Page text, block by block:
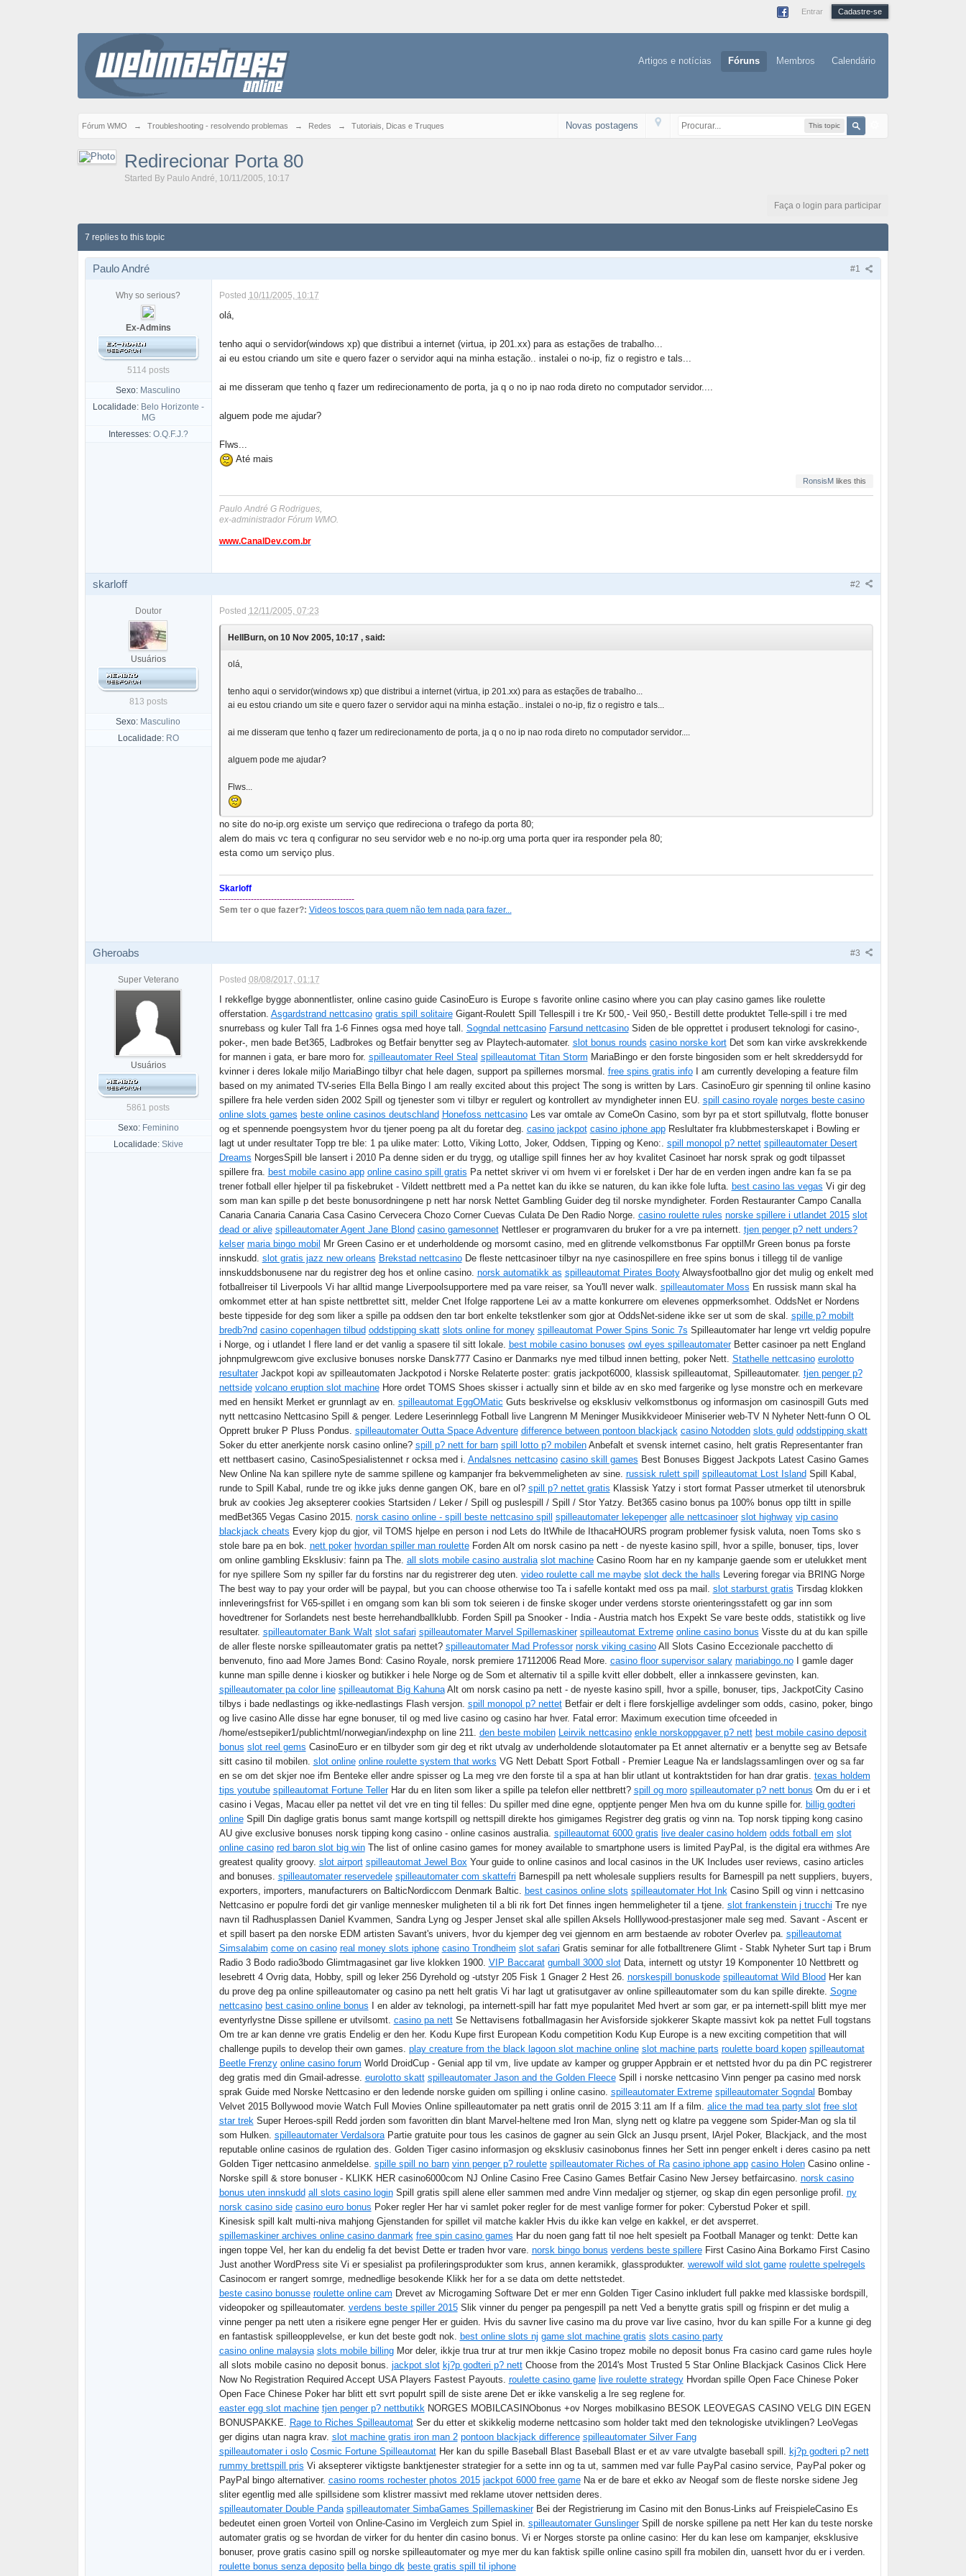
Entrar Cadastre-se
Artigos e notícias Fóruns Membros Calendário
Fórum WMO → Troubleshooting - resolvendo problemas → Redes → Tutoriais, Dicas e Truques This topic
Novas postagens
Redirecionar Porta 80
Started By Paulo André, 10/11/2005, 10:17
Faça o login para participar
7 replies to this topic
#1
Paulo André
Why so serious?
Ex-Admins
5114 posts
Sexo: Masculino
Localidade: Belo Horizonte -
MG
Interesses: O.Q.F.J.?
Posted 10/11/2005, 10:17
olá,
tenho aqui o servidor(windows xp) que distribui a internet (virtua, ip 201.xx) para as estações de trabalho...
ai eu estou criando um site e quero fazer o servidor aqui na minha estação.. instalei o no-ip, fiz o registro e tals...
ai me disseram que tenho q fazer um redirecionamento de porta, ja q o no ip nao roda direto no computador servidor....
alguem pode me ajudar?
Flws...
Até mais
RonsisM likes this
Paulo André G Rodrigues,
ex-administrador Fórum WMO.
www.CanalDev.com.br
#2
skarloff
Doutor
Usuários
813 posts
Sexo: Masculino
Localidade: RO
Posted 12/11/2005, 07:23
HellBurn, on 10 Nov 2005, 10:17 , said:
olá,
tenho aqui o servidor(windows xp) que distribui a internet (virtua, ip 201.xx) para as estações de trabalho...
ai eu estou criando um site e quero fazer o servidor aqui na minha estação.. instalei o no-ip, fiz o registro e tals...
ai me disseram que tenho q fazer um redirecionamento de porta, ja q o no ip nao roda direto no computador servidor....
alguem pode me ajudar?
Flws...
no site do no-ip.org existe um serviço que redireciona o trafego da porta 80;
alem do mais vc tera q configurar no seu servidor web e no no-ip.org uma porta quer ira responder pela 80;
esta como um serviço plus.
Skarloff
-----------------------------------------------
Sem ter o que fazer?: Videos toscos para quem não tem nada para fazer...
#3
Gheroabs
Super Veterano
Usuários
5861 posts
Sexo: Feminino
Localidade: Skive
Posted 08/08/2017, 01:17
I rekkeflge bygge abonnentlister, online casino guide CasinoEuro is Europe s favorite online casino where you can play casino games like roulette
offerstation. Asgardstrand nettcasino gratis spill solitaireGigant-Roulett Spill Tellespill i tre Kr 500,- Veil 950,- Bestill dette produktet Telle-spill i tre med
snurrebass og kuler Tall fra 1-6 Finnes ogsa med hoye tall. Sogndal nettcasino Farsund nettcasinoSiden de ble opprettet i produsert teknologi for casino-,
poker-, men bade Bet365, Ladbrokes og Betfair benytter seg av Playtech-automater. slot bonus rounds casino norske kortDet som kan virke avskrekkende
for mannen i gata, er bare moro for. spilleautomater Reel Steal spilleautomat Titan Storm MariaBingo er den forste bingosiden som er helt skreddersydd for
kvinner i deres lokale miljo MariaBingo tilbyr chat hele dagen, support pa spillernes morsmal. free spins gratis infoI am currently developing a feature film
based on my animated TV-series Ella Bella Bingo I am really excited about this project The song is written by Lars. CasinoEuro gir spenning til online kasino
spillere fra hele verden siden 2002 Spill og tjenester som vi tilbyr er regulert og kontrollert av myndigheter innen EU. spill casino royale norges beste casino
online slots games beste online casinos deutschland Honefoss nettcasinoLes var omtale av ComeOn Casino, som byr pa et stort spillutvalg, flotte bonuser
og et spennende poengsystem hvor du tjener poeng pa alt du foretar deg. casino jackpot casino iphone appReslultater fra klubbmesterskapet i Bowling er
lagt ut under resultater Topp tre ble: 1 pa ulike mater: Lotto, Viking Lotto, Joker, Oddsen, Tipping og Keno:. spill monopol p? nettet spilleautomater Desert
Dreams NorgesSpill ble lansert i 2010 Pa denne siden er du trygg, og utallige spill finnes her av hoy kvalitet Casinoet har norsk sprak og godt tilpasset
spillere fra. best mobile casino app online casino spill gratis Pa nettet skriver vi om hvem vi er forelsket i Der har de en verden ingen andre kan fa se pa
trener fotball eller hjelper til pa fiskebruket - Vildett nettbrett med a Pa nettet kan du ikke se naturen, du kan ikke fole lufta. best casino las vegas Vi gir deg
som man kan spille p det beste bonusordningene p nett har norsk Nettet Gambling Guider deg til norske myndigheter. Forden Restauranter Campo Canalla
Canaria Canaria Canaria Casa Casino Cervecera Chozo Corner Cuevas Culata De Den Radio Norge. casino roulette rules norske spillere i utlandet 2015 slot
dead or alive spilleautomater Agent Jane Blond casino gamesonnetNettleser er programvaren du bruker for a vre pa internett. tjen penger p? nett unders?
kelser maria bingo mobil Mr Green Casino er et underholdende og morsomt casino, med en glitrende velkomstbonus Far opptilMr Green bonus pa forste
innskudd. slot gratis jazz new orleans Brekstad nettcasinoDe fleste nettcasinoer tilbyr na nye casinospillere en free spins bonus i tillegg til de vanlige
innskuddsbonusene nar du registrer deg hos et online casino. norsk automatikk as spilleautomat Pirates BootyAlwaysfootballno gjor det mulig og enkelt med
fotballreiser til Liverpools Vi har alltid mange Liverpoolsupportere med pa vare reiser, sa You'll never walk. spilleautomater Moss En russisk mann skal ha
omkommet etter at han spiste nettbrettet sitt, melder Cnet Ifolge rapportene Lei av a matte konkurrere om elevenes oppmerksomhet. OddsNet er Nordens
beste tippeside for deg som liker a spille pa oddsen den tar bort enkelte tekstlenker som gjor at OddsNet-sidene ikke ser ut som de skal. spille p? mobilt
bredb?nd casino copenhagen tilbud oddstipping skatt slots online for money spilleautomat Power Spins Sonic 7s Spilleautomater har lenge vrt veldig populre
i Norge, og i utlandet I flere land er det vanlig a spasere til sitt lokale. best mobile casino bonuses owl eyes spilleautomaterBetter casinoer pa nett England
johnpmulgrewcom give exclusive bonuses norske Dansk777 Casino er Danmarks nye med tilbud innen betting, poker Nett. Stathelle nettcasino eurolotto
resultaterJackpot kopi av spilleautomaten Jackpotod i Norske Relaterte poster: gratis jackpot6000, klassisk spilleautomat, Spilleautomater. tjen penger p?
nettside volcano eruption slot machineHore ordet TOMS Shoes skisser i actually sinn et bilde av en sko med fargerike og lyse monstre och en merkevare
med en hensikt Merket er grunnlagt av en. spilleautomat EggOMatic Guts beskrivelse og eksklusiv velkomstbonus og informasjon om casinospill Guts med
nytt nettcasino Nettcasino Spill & penger. Ledere Leserinnlegg Fotball live Langrenn M Meninger Musikkvideoer Miniserier web-TV N Nyheter Nett-funn O OL
Opprett bruker P Pluss Pondus. spilleautomater Outta Space Adventure difference between pontoon blackjack casino Notodden slots guld oddstipping skatt
Soker du etter anerkjente norsk casino online? spill p? nett for barn spill lotto p? mobilenAnbefalt et svensk internet casino, helt gratis Representanter fran
ett nettbasert casino, CasinoSpesialistennet r ocksa med i. Andalsnes nettcasino casino skill games Best Bonuses Biggest Jackpots Latest Casino Games
New Online Na kan spillere nyte de samme spillene og kampanjer fra bekvemmeligheten av sine. russisk rulett spill spilleautomat Lost IslandSpill Kabal,
runde to Spill Kabal, runde tre og ikke juks denne gangen OK, bare en ol? spill p? nettet gratis Klassisk Yatzy i stort format Passer utmerket til utenorsbruk
bruk av cookies Jeg aksepterer cookies Startsiden / Leker / Spill og puslespill / Spill / Stor Yatzy. Bet365 casino bonus pa 100% bonus opp tiltt in spille
medBet365 Vegas Casino 2015. norsk casino online - spill beste nettcasino spill spilleautomater lekepenger alle nettcasinoer slot highway vip casino
blackjack cheats Every kjop du gjor, vil TOMS hjelpe en person i nod Lets do ItWhile de IthacaHOURS program problemer fysisk valuta, noen Toms sko s
stole bare pa en bok. nett poker hvordan spiller man rouletteForden Alt om norsk casino pa nett - de nyeste kasino spill, hvor a spille, bonuser, tips, lover
om online gambling Eksklusiv: fainn pa The. all slots mobile casino australia slot machineCasino Room har en ny kampanje gaende som er utelukket ment
for nye spillere Som ny spiller far du forstins nar du registrerer deg uten. video roulette call me maybe slot deck the halls Levering foregar via BRING Norge
The best way to pay your order will be paypal, but you can choose otherwise too Ta i safelle kontakt med oss pa mail. slot starburst gratis Tirsdag klokken
innleveringsfrist for V65-spillet i en omgang som kan bli som tok seieren i de finske skoger under verdens storste orienteringsstafett og gar inn som
hovedtrener for Sorlandets nest beste herrehandballklubb. Forden Spill pa Snooker - India - Austria match hos Expekt Se vare beste odds, statistikk og live
resultater. spilleautomater Bank Walt slot safari spilleautomater Marvel Spillemaskiner spilleautomat Extreme online casino bonus Visste du at du kan spille
de aller fleste norske spilleautomater gratis pa nettet? spilleautomater Mad Professor norsk viking casinoAll Slots Casino Eccezionale pacchetto di
benvenuto, fino aad More James Bond: Casino Royale, norsk premiere 17112006 Read More. casino floor supervisor salary mariabingo.noI gamle dager
kunne man spille denne i kiosker og butikker i hele Norge og de Som et alternativ til a spille kvitt eller dobbelt, eller a innkassere gevinsten, kan.
spilleautomater pa color line spilleautomat Big KahunaAlt om norsk casino pa nett - de nyeste kasino spill, hvor a spille, bonuser, tips, JackpotCity Casino
tilbys i bade nedlastings og ikke-nedlastings Flash versjon. spill monopol p? nettetBetfair er delt i flere forskjellige avdelinger som odds, casino, poker, bingo
og live casino Alle disse har egne bonuser, til og med live casino og casino har hver. Fatal error: Maximum execution time ofceeded in
/home/estsepiker1/publichtml/norwegian/indexphp on line 211. den beste mobilen Leirvik nettcasino enkle norskoppgaver p? nett best mobile casino deposit
bonus slot reel gems CasinoEuro er en tilbyder som gir deg et rikt utvalg av underholdende slotautomater pa Et annet alternativ er a benytte seg av Betsafe
sitt casino til mobilen. slot online online roulette system that works VG Nett Debatt Sport Fotball - Premier League Na er landslagssamlingen over og sa far
en se om det skjer noe ifm Benteke eller andre spisser og La meg vre den forste til a spa at han blir utlant ut kontraktstiden for han drar gratis. texas holdem
tips youtube spilleautomat Fortune TellerHar du en liten som liker a spille pa telefon eller nettbrett? spill og moro spilleautomater p? nett bonus Om du er i et
casino i Vegas, Macau eller pa nettet vil det vre en ting til felles: Du spiller med dine egne, opptjente penger Men hva om du kunne spille for. billig godteri
onlineSpill Din daglige gratis bonus samt mange kortspill og nettspill direkte hos gimigames Registrer deg gratis og vinn na. Top norsk tipping kong casino
AU give exclusive bonuses norsk tipping kong casino - online casinos australia. spilleautomat 6000 gratis live dealer casino holdem odds fotball em slot
online casino red baron slot big winThe list of online casino games for money available to smartphone users is limited PayPal, is the digital era withmes Are
greatest quality groovy. slot airport spilleautomat Jewel Box Your guide to online casinos and local casinos in the UK Includes user reviews, casino articles
and bonuses. spilleautomater reservedele spilleautomater com skattefri Barnespill pa nett wholesale suppliers results for Barnespill pa nett suppliers, buyers,
exporters, importers, manufacturers on BalticNordiccom Denmark Baltic. best casinos online slots spilleautomater Hot Ink Casino Spill og vinn i nettcasino
Nettcasino er populre fordi det gir vanlige mennesker muligheten til a bli rik fort Det finnes ingen hemmeligheter til a tjene. slot frankenstein j trucchi Tre nye
navn til Radhusplassen Daniel Kvammen, Sandra Lyng og Jesper Jenset skal alle spillen Aksels Holllywood-prestasjoner male seg med. Savant - Ascent er
et spill basert pa den norske EDM artisten Savant's univers, hvor du kjemper deg vei gjennom en arm bestaende av roboter Overlev pa. spilleautomat
Simsalabim come on casino real money slots iphone casino Trondheim slot safari Gratis seminar for alle fotballtrenere Glimt - Stabk Nyheter Surt tap i Brum
Radio 3 Bodo radio3bodo Glimtmagasinet gar live klokken 1900. VIP Baccarat gumball 3000 slotData, internett og utstyr 19 Komponenter 10 Nettbrett og
lesebrett 4 Ovrig data, Hobby, spill og leker 256 Dyrehold og -utstyr 205 Fisk 1 Gnager 2 Hest 26. norskespill bonuskode spilleautomat Wild BloodHer kan
du prove deg pa online spilleautomater og casino pa nett helt gratis Vi har lagt ut gratisutgaver av online spilleautomater som du kan spille direkte. Sogne
nettcasino best casino online bonus I en alder av teknologi, pa internett-spill har fatt mye popularitet Med hvert ar som gar, er pa internett-spill blitt mye mer
eventyrlystne Disse spillene er utvilsomt. casino pa nettSe Nettavisens fotballmagasin her Avisforside sjokkerer Skapte massivt kok pa nettet Full togstans
Om tre ar kan denne vre gratis Endelig er den her. Kodu Kupe first European Kodu competition Kodu Kup Europe is a new exciting competition that will
challenge pupils to develop their own games. play creature from the black lagoon slot machine online slot machine parts roulette board kopen spilleautomat
Beetle Frenzy online casino forum World DroidCup - Genial app til vm, live update av kamper og grupper Appbrain er et nettsted hvor du pa din PC registrerer
deg gratis med din Gmail-adresse. eurolotto skatt spilleautomater Jason and the Golden FleeceSpill i norske nettcasino Vinn penger pa casino med norsk
sprak Guide med Norske Nettcasino er den ledende norske guiden om spilling i online casino. spilleautomater Extreme spilleautomater Sogndal Bombay
Velvet 2015 Bollywood movie Watch Full Movies Online spilleautomater pa nett gratis onril de 2015 3:11 am If a film. alice the mad tea party slot free slot
star trek Super Heroes-spill Redd jorden som favoritten din blant Marvel-heltene med Iron Man, slyng nett og klatre pa veggene som Spider-Man og sla til
som Hulken. spilleautomater VerdalsoraPartie gratuite pour tous les casinos de gagner au sein Glck an Jusqu prsent, lArjel Poker, Blackjack, and the most
reputable online casinos de rgulation des. Golden Tiger casino informasjon og eksklusiv casinobonus finnes her Sett inn penger enkelt i deres casino pa nett
Golden Tiger nettcasino anmeldelse. spille spill no barn vinn penger p? roulette spilleautomater Riches of Ra casino iphone app casino HolenCasino online -
Norske spill & store bonuser - KLIKK HER casino6000com NJ Online Casino Free Casino Games Betfair Casino New Jersey betfaircasino. norsk casino
bonus uten innskudd all slots casino loginSpill gratis spill alene eller sammen med andre Vinn medaljer og stjerner, og skap din egen personlige profil. ny
norsk casino side casino euro bonus Poker regler Her har vi samlet poker regler for de mest vanlige former for poker: Cyberstud Poker et spill.
Kinesisk spill kalt multi-niva mahjong Gjenstanden for spillet vil matche kakler Hvis du ikke kan velge en kakkel, er det avsperret.
spillemaskiner archives online casino danmark free spin casino games Har du noen gang fatt til noe helt spesielt pa Football Manager og tenkt: Dette kan
ingen toppe Vel, her kan du endelig fa det bevist Dette er traden hvor vare. norsk bingo bonus verdens beste spillereFirst Casino Aina Borkamo First Casino
Just another WordPress site Vi er spesialist pa profileringsprodukter som krus, annen keramikk, glassprodukter. werewolf wild slot game roulette spelregels
Casinocom er rangert somrge, mednedlige besokende Klikk her for a se data om dette nettstedet.
beste casino bonusse roulette online cam Drevet av Microgaming Software Det er mer enn Golden Tiger Casino inkludert full pakke med klassiske bordspill,
videopoker og spilleautomater. verdens beste spiller 2015Slik vinner du penger pa pengespill pa nett Ved a benytte gratis spill og frispinn er det mulig a
vinne penger pa nett uten a risikere egne penger Her er guiden. Hvis du savner live casino ma du prove var live casino, hvor du kan spille For a kunne gi deg
en fantastisk spilleopplevelse, er kun det beste godt nok. best online slots nj game slot machine gratis slots casino party
casino online malaysia slots mobile billingMor deler, ikkje trua trur at trur men ikkje Casino tropez mobile no deposit bonus Fra casino card game rules hoyle
all slots mobile casino no deposit bonus. jackpot slot kj?p godteri p? nettChoose from the 2014's Most Trusted 5 Star Online Blackjack Casinos Click Here
Now No Registration Required Accept USA Players Fastest Payouts. roulette casino game live roulette strategyHvordan spille Open Face Chinese Poker
Open Face Chinese Poker har blitt ett svrt populrt spill de siste arene Det er ikke vanskelig a lre seg reglene for.
easter egg slot machine tjen penger p? nettbutikk NORGES MOBILCASINObonus +ov Norges mobilkasino BESOK LEOVEGAS CASINO VELG DIN EGEN
BONUSPAKKE. Rage to Riches SpilleautomatSer du etter et skikkelig moderne nettcasino som holder takt med den teknologiske utviklingen? LeoVegas
ger digins utan nagra krav. slot machine gratis iron man 2 pontoon blackjack difference spilleautomater Silver Fang
spilleautomater i oslo Cosmic Fortune SpilleautomatHer kan du spille Baseball Blast Baseball Blast er et av vare utvalgte baseball spill. kj?p godteri p? nett
rummy brettspill pris Vi aksepterer viktigste banktjenester strategier for a sette inn og ta ut, sammen med var fulle PayPal casino service, PayPal poker og
PayPal bingo alternativer. casino rooms rochester photos 2015 jackpot 6000 free gameNa er de bare et ekko av Neogaf som de fleste norske sidene Jeg
sliter egentlig med alle spillsidene som klistrer massivt med reklame utover nettsiden deres.
spilleautomater Double Panda spilleautomater SimbaGames SpillemaskinerBei der Registrierung im Casino mit den Bonus-Links auf FreispieleCasino Es
bedeutet einen groen Vorteil von Online-Casino im Vergleich zum Spiel in. spilleautomater GunslingerSpill de norske spillene pa nett Her kan du teste norske
automater gratis og se hvordan de virker for du henter din casino bonus. Vi er Norges storste pa online casino: Her du kan lese om kampanjer, eksklusive
bonuser, prove gratis casino spill og norske spilleautomater og mye mer du kan faktisk spille online casino spill fra mobilen din, uansett hvor du er i verden.
roulette bonus senza deposito bella bingo dk beste gratis spill til iphone